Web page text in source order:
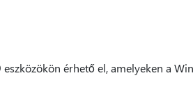
érhető el, amelyeken a